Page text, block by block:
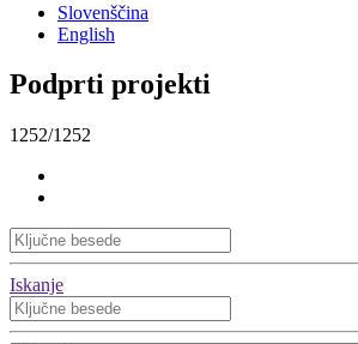
Slovenščina
English
Podprti projekti
1252/1252
Iskanje